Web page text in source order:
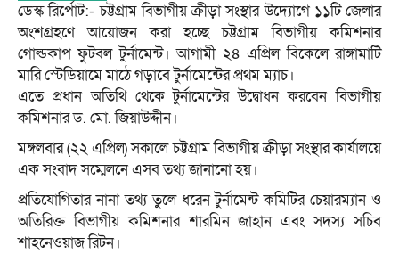
ডেস্ক রির্পোট:- চট্টগ্রাম বিভাগীয় ক্রীড়া সংস্থার উদ্যোগে ১১টি জেলার
অংশগ্রহণে আয়োজন করা হচ্ছে চট্টগ্রাম বিভাগীয় কমিশনার
গোল্ডকাপ ফুটবল টুর্নামেন্ট। আগামী ২৪ এপ্রিল বিকেলে রাঙ্গামাটি
মারি স্টেডিয়ামে মাঠে গড়াবে টুর্নামেন্টের প্রথম ম্যাচ।
এতে প্রধান অতিথি থেকে টুর্নামেন্টের উদ্বোধন করবেন বিভাগীয়
কমিশনার ড. মো. জিয়াউদ্দীন।
মঙ্গলবার (২২ এপ্রিল) সকালে চট্টগ্রাম বিভাগীয় ক্রীড়া সংস্থার কার্যালয়ে
এক সংবাদ সম্মেলনে এসব তথ্য জানানো হয়।
প্রতিযোগিতার নানা তথ্য তুলে ধরেন টুর্নামেন্ট কমিটির চেয়ারম্যান ও
অতিরিক্ত বিভাগীয় কমিশনার শারমিন জাহান এবং সদস্য সচিব
শাহনেওয়াজ রিটন।